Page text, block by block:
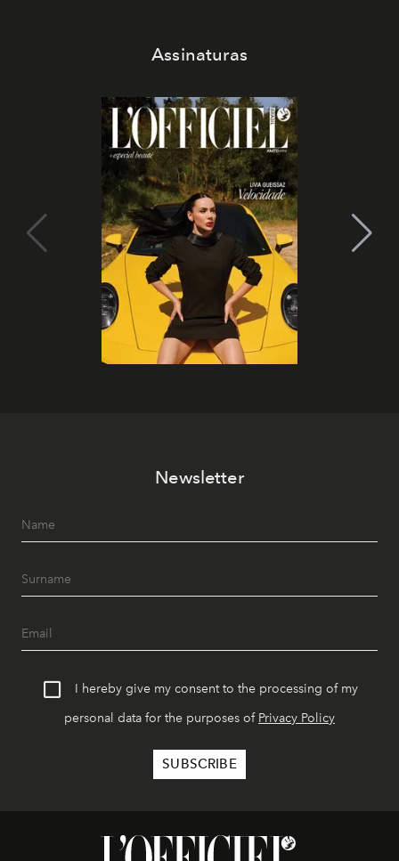
Assinaturas
Newsletter
I hereby give my consent to the processing of my
personal data for the purposes of Privacy Policy